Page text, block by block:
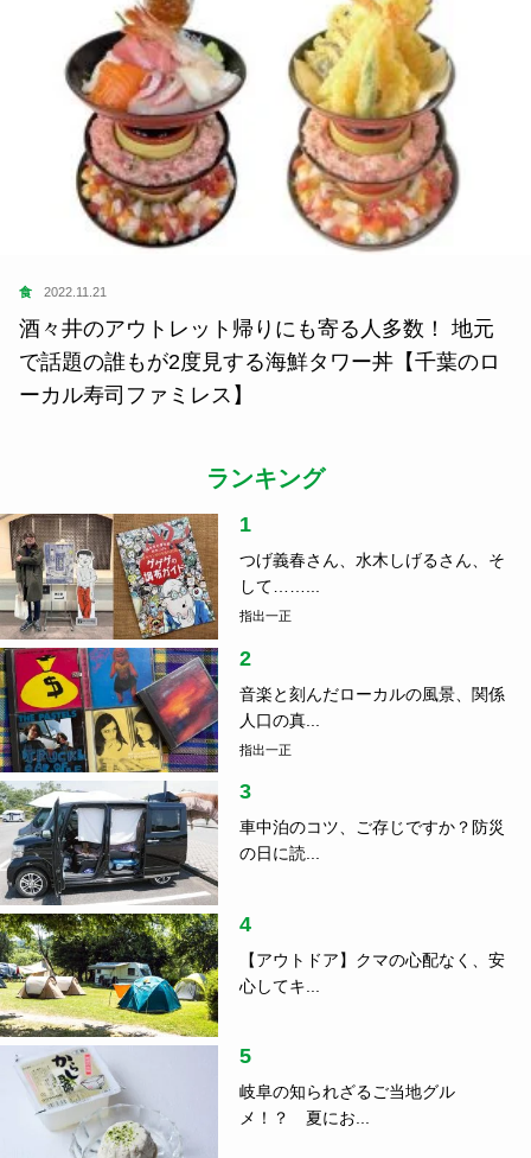
食 2022.11.21
酒々井のアウトレット帰りにも寄る人多数！ 地元
で話題の誰もが2度見する海鮮タワー丼【千葉のロ
ーカル寿司ファミレス】
ランキング
1
つげ義春さん、水木しげるさん、そ
して……...
指出一正
2
音楽と刻んだローカルの風景、関係
人口の真...
指出一正
3
車中泊のコツ、ご存じですか？防災
の日に読...
4
【アウトドア】クマの心配なく、安
心してキ...
5
岐阜の知られざるご当地グル
メ！？ 夏にお...